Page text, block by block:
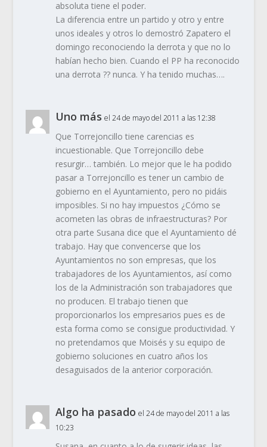
absoluta tiene el poder.
La diferencia entre un partido y otro y entre
unos ideales y otros lo demostró Zapatero el
domingo reconociendo la derrota y que no lo
habían hecho bien. Cuando el PP ha reconocido
una derrota ?? nunca. Y ha tenido muchas….
Uno más el 24 de mayo del 2011 a las 12:38
Que Torrejoncillo tiene carencias es
incuestionable. Que Torrejoncillo debe
resurgir… también. Lo mejor que le ha podido
pasar a Torrejoncillo es tener un cambio de
gobierno en el Ayuntamiento, pero no pidáis
imposibles. Si no hay impuestos ¿Cómo se
acometen las obras de infraestructuras? Por
otra parte Susana dice que el Ayuntamiento dé
trabajo. Hay que convencerse que los
Ayuntamientos no son empresas, que los
trabajadores de los Ayuntamientos, así como
los de la Administración son trabajadores que
no producen. El trabajo tienen que
proporcionarlos los empresarios pues es de
esta forma como se consigue productividad. Y
no pretendamos que Moisés y su equipo de
gobierno soluciones en cuatro años los
desaguisados de la anterior corporación.
Algo ha pasado el 24 de mayo del 2011 a las
10:23